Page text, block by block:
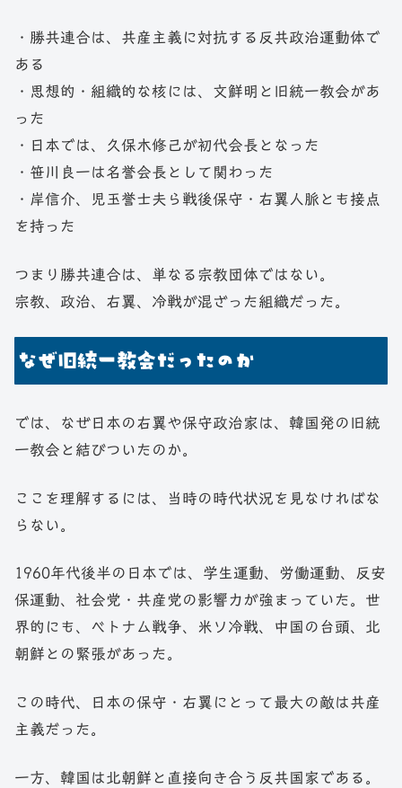
・勝共連合は、共産主義に対抗する反共政治運動体で
ある
・思想的・組織的な核には、文鮮明と旧統一教会があ
った
・日本では、久保木修己が初代会長となった
・笹川良一は名誉会長として関わった
・岸信介、児玉誉士夫ら戦後保守・右翼人脈とも接点
を持った
つまり勝共連合は、単なる宗教団体ではない。
宗教、政治、右翼、冷戦が混ざった組織だった。
なぜ旧統一教会だったのか
では、なぜ日本の右翼や保守政治家は、韓国発の旧統
一教会と結びついたのか。
ここを理解するには、当時の時代状況を見なければな
らない。
1960年代後半の日本では、学生運動、労働運動、反安
保運動、社会党・共産党の影響力が強まっていた。世
界的にも、ベトナム戦争、米ソ冷戦、中国の台頭、北
朝鮮との緊張があった。
この時代、日本の保守・右翼にとって最大の敵は共産
主義だった。
一方、韓国は北朝鮮と直接向き合う反共国家である。